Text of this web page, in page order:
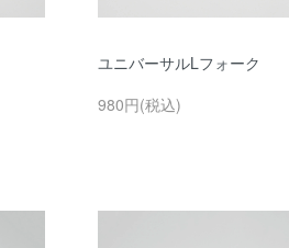
ユニバーサルLフォーク
980円(税込)